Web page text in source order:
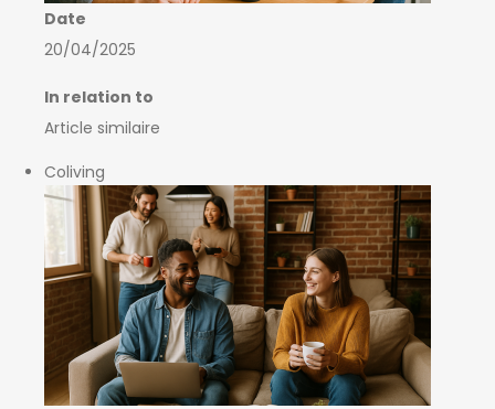
Date
20/04/2025
In relation to
Article similaire
Coliving